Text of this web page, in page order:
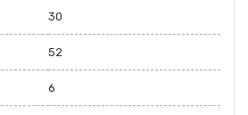
30
52
6